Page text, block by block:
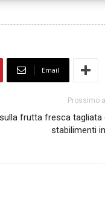
Email
Prossimo
frutta fresca tagliata
stabilimenti